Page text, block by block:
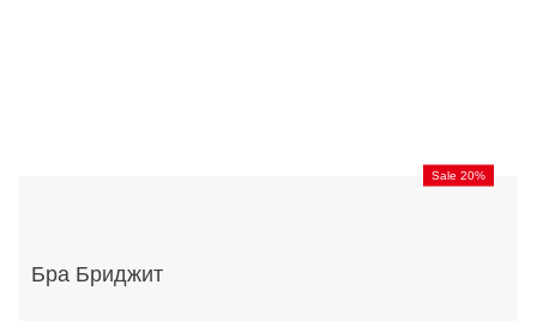
Sale 20%
Бра Бриджит